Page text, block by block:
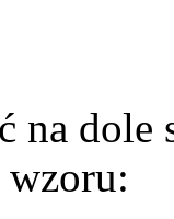
na
wzoru: